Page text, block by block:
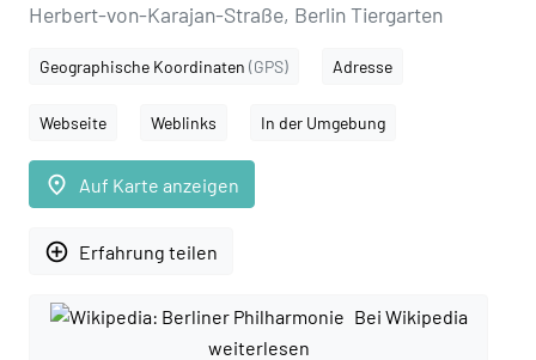
Herbert-von-Karajan-Straße, Berlin Tiergarten
Geographische Koordinaten (GPS) Adresse
Webseite Weblinks In der Umgebung
place Auf Karte anzeigen
add_circle_outline Erfahrung teilen
Bei Wikipedia
weiterlesen